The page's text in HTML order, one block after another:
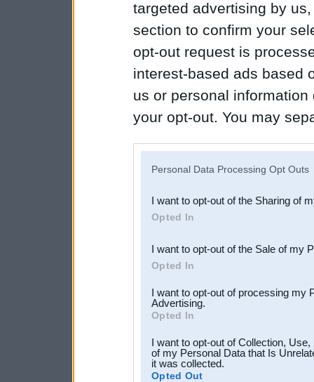
targeted advertising by
section to confirm your
opt-out request is
interest-based ads based
us or personal
your opt-out. You may
Downstream Participants
third parties.
Personal Data Processing Opt Outs
I want to opt-out of the Sharing of
Opted In
I want to opt-out of the Sale of my
Opted In
I want to opt-out of processing my
Advertising.
Opted In
I want to opt-out of Collection,
of my Personal Data that Is
it was collected.
Opted Out